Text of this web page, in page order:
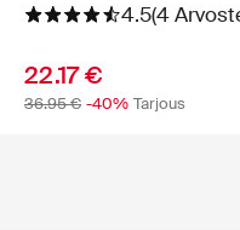
4.5(4
22.17 €
36.95 € -40% Tarjous